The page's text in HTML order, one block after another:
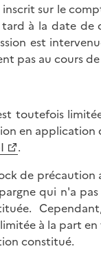
sur le
à la date
est
pas au cours
toutefois
en application
.
de
qui n'a
à la part
constitué.